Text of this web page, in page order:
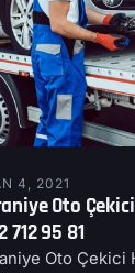
4, 2021
Oto
712 95 81
Oto Çekici